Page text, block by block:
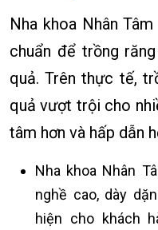
Nha khoa Nhân
chuẩn để trồng
quả. Trên thực tế,
quả vượt trội cho
tâm hơn và hấp dẫn
Nha khoa Nhân
nghề cao, dày
hiện cho khách